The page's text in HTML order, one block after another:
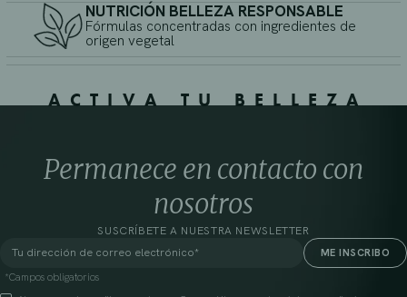
NUTRICIÓN BELLEZA RESPONSABLE
Fórmulas concentradas con ingredientes de
origen vegetal
ACTIVA TU BELLEZA
Permanece en contacto con
nosotros
SUSCRÍBETE A NUESTRA NEWSLETTER
*Campos obligatorios